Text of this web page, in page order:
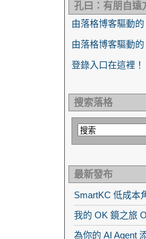
孔曰：有朋自遠
由落格博客驅動
由落格博客驅動
登錄入口在這裡
搜索落格
最新發布
SmartKC 低成本
我的 OK 鏡之旅
為你的 AI Agent